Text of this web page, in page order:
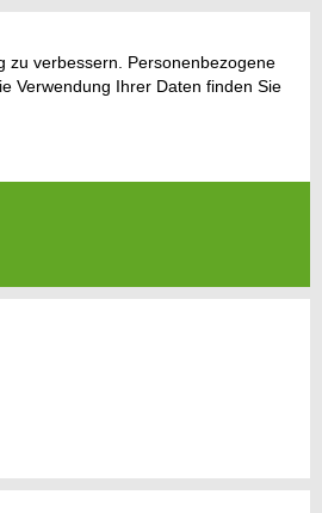
zu verbessern. Personenbezogene
Verwendung Ihrer Daten finden Sie